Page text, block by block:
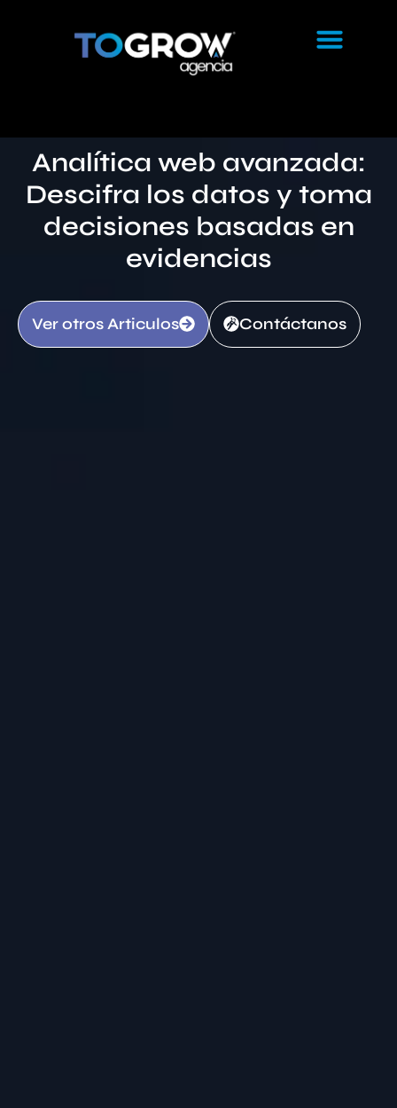
Analítica web avanzada:
Descifra los datos y toma
decisiones basadas en
evidencias
Ver otros Articulos Contáctanos